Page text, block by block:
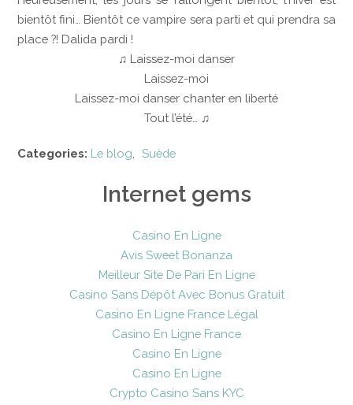
bientôt fini… Bientôt ce vampire sera parti et qui prendra sa
place ?! Dalida pardi !
♫ Laissez-moi danser
Laissez-moi
Laissez-moi danser chanter en liberté
Tout l’été… ♫
Categories: Le blog Suède
Internet gems
Casino En Ligne
Avis Sweet Bonanza
Meilleur Site De Pari En Ligne
Casino Sans Dépôt Avec Bonus Gratuit
Casino En Ligne France Légal
Casino En Ligne France
Casino En Ligne
Casino En Ligne
Crypto Casino Sans KYC